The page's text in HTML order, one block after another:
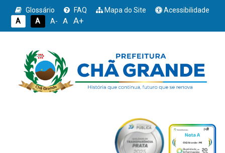
Glossário FAQ Mapa do Site
Acessibilidade
A
A A- A A+